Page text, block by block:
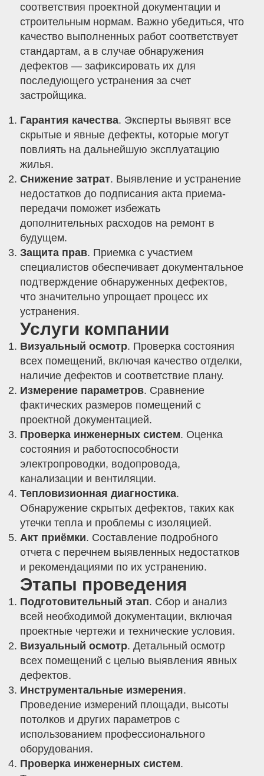
соответствия проектной документации и
строительным нормам. Важно убедиться, что
качество выполненных работ соответствует
стандартам, а в случае обнаружения
дефектов — зафиксировать их для
последующего устранения за счет
застройщика.
Гарантия качества. Эксперты выявят все
скрытые и явные дефекты, которые могут
повлиять на дальнейшую эксплуатацию
жилья.
Снижение затрат. Выявление и устранение
недостатков до подписания акта приема-
передачи поможет избежать
дополнительных расходов на ремонт в
будущем.
Защита прав. Приемка с участием
специалистов обеспечивает документальное
подтверждение обнаруженных дефектов,
что значительно упрощает процесс их
устранения.
Услуги компании
Визуальный осмотр. Проверка состояния
всех помещений, включая качество отделки,
наличие дефектов и соответствие плану.
Измерение параметров. Сравнение
фактических размеров помещений с
проектной документацией.
Проверка инженерных систем. Оценка
состояния и работоспособности
электропроводки, водопровода,
канализации и вентиляции.
Тепловизионная диагностика.
Обнаружение скрытых дефектов, таких как
утечки тепла и проблемы с изоляцией.
Акт приёмки. Составление подробного
отчета с перечнем выявленных недостатков
и рекомендациями по их устранению.
Этапы проведения
Подготовительный этап. Сбор и анализ
всей необходимой документации, включая
проектные чертежи и технические условия.
Визуальный осмотр. Детальный осмотр
всех помещений с целью выявления явных
дефектов.
Инструментальные измерения.
Проведение измерений площади, высоты
потолков и других параметров с
использованием профессионального
оборудования.
Проверка инженерных систем.